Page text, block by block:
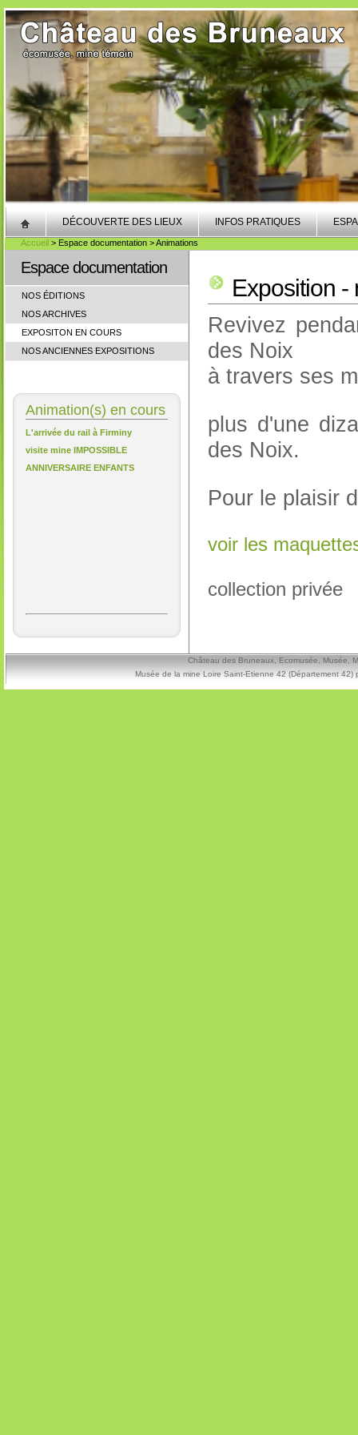
DÉCOUVERTE DES LIEUX INFOS PRATIQUES
Accueil > Espace documentation > Animations
Espace documentation
NOS ÉDITIONS
NOS ARCHIVES
EXPOSITON EN COURS
NOS ANCIENNES EXPOSITIONS
Animation(s) en cours
L'arrivée du rail à Firminy
visite mine IMPOSSIBLE
ANNIVERSAIRE ENFANTS
Exposition -
Revivez
des Noix
à travers ses
plus d'une
des Noix.
Pour le plaisir
voir les
collection privée
Château des Bruneaux, Ecomusée, Musée,
Musée de la mine Loire Saint-Etienne 42 (Département